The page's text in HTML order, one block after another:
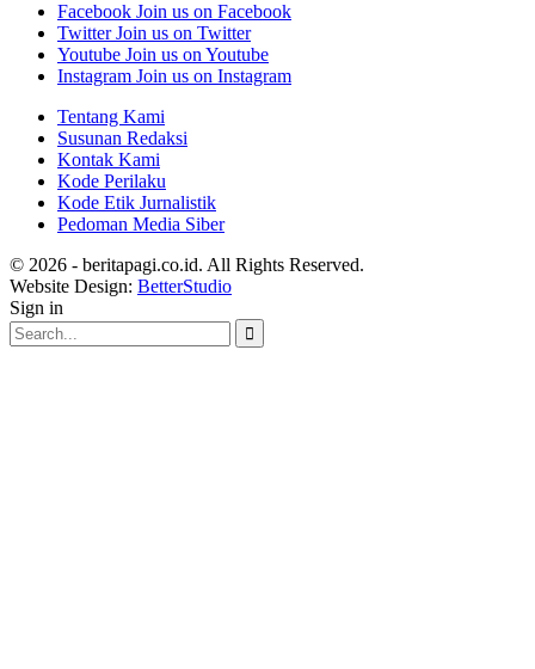
Facebook Join us on Facebook
Twitter Join us on Twitter
Youtube Join us on Youtube
Instagram Join us on Instagram
Tentang Kami
Susunan Redaksi
Kontak Kami
Kode Perilaku
Kode Etik Jurnalistik
Pedoman Media Siber
© 2026 - beritapagi.co.id. All Rights Reserved.
Website Design: BetterStudio
Sign in